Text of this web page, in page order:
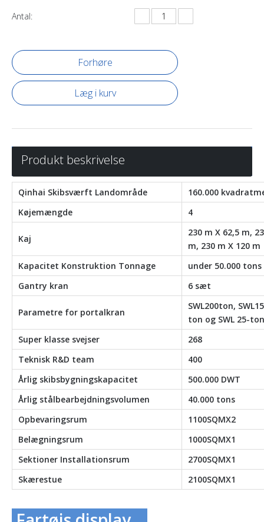
Antal:
Forhøre
Læg i kurv
Produkt beskrivelse
Qinhai Skibsværft Landområde
160.000
Køjemængde
4
Kaj
230 m X 62,5 m,
m, 230 m X 120 m
Kapacitet Konstruktion Tonnage
under 50.000 tons
Gantry kran
6 sæt
Parametre for portalkran
SWL200ton,
ton og SWL 25-
Super klasse svejser
268
Teknisk R&D team
400
Årlig skibsbygningskapacitet
500.000 DWT
Årlig stålbearbejdningsvolumen
40.000 tons
Opbevaringsrum
1100SQMX2
Belægningsrum
1000SQMX1
Sektioner Installationsrum
2700SQMX1
Skærestue
2100SQMX1